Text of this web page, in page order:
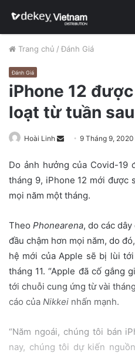
Trang chủ / Đánh Giá
Đánh Giá
iPhone 12
loạt từ tuần sau
Hoài Linh
n
d
a
e
m
9 Tháng 9, 2020
Do ảnh hưởng của Covid-19
tháng 9, iPhone 12 mới được
mọi năm một tháng.
Theo Phonearena, do các
đầu chậm hơn mọi năm, do
hệ mới của Apple sẽ bị lùi
tháng 11. “Apple đã cố gắng
tới chuỗi cung ứng từ vài
cáo của Nikkei nhấn mạnh.
“Năm ngoái, chúng tôi bán
nay, chúng tôi dự kiến